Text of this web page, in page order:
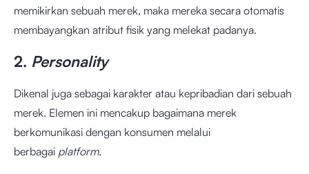
memikirkan sebuah merek, maka mereka secara otomatis
membayangkan atribut fisik yang melekat padanya.
2. Personality
Dikenal juga sebagai karakter atau kepribadian dari sebuah
merek. Elemen ini mencakup bagaimana merek
berkomunikasi dengan konsumen melalui
berbagai platform.